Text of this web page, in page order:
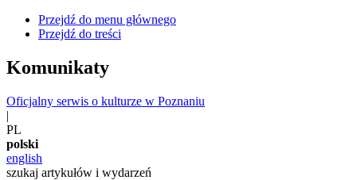
Przejdź do menu głównego
Przejdź do treści
Komunikaty
Oficjalny serwis o kulturze w Poznaniu
|
PL
polski
english
szukaj artykułów i wydarzeń